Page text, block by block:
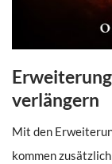
verlängern
Mit den
kommen